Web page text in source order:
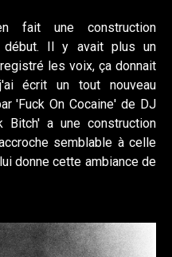
fait une construction
début. Il y avait plus un
les voix, ça donnait
écrit un tout nouveau
'Fuck On Cocaine' de DJ
Bitch' a une construction
semblable à celle
donne cette ambiance de